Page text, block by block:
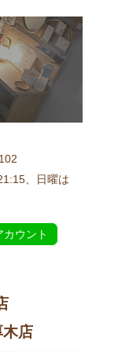
、日曜は
カウント
店